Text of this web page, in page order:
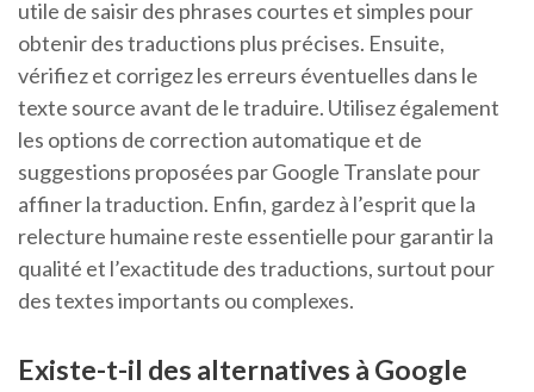
utile de saisir des phrases courtes et simples pour
obtenir des traductions plus précises. Ensuite,
vérifiez et corrigez les erreurs éventuelles dans le
texte source avant de le traduire. Utilisez également
les options de correction automatique et de
suggestions proposées par Google Translate pour
affiner la traduction. Enfin, gardez à l’esprit que la
relecture humaine reste essentielle pour garantir la
qualité et l’exactitude des traductions, surtout pour
des textes importants ou complexes.
Existe-t-il des alternatives à Google